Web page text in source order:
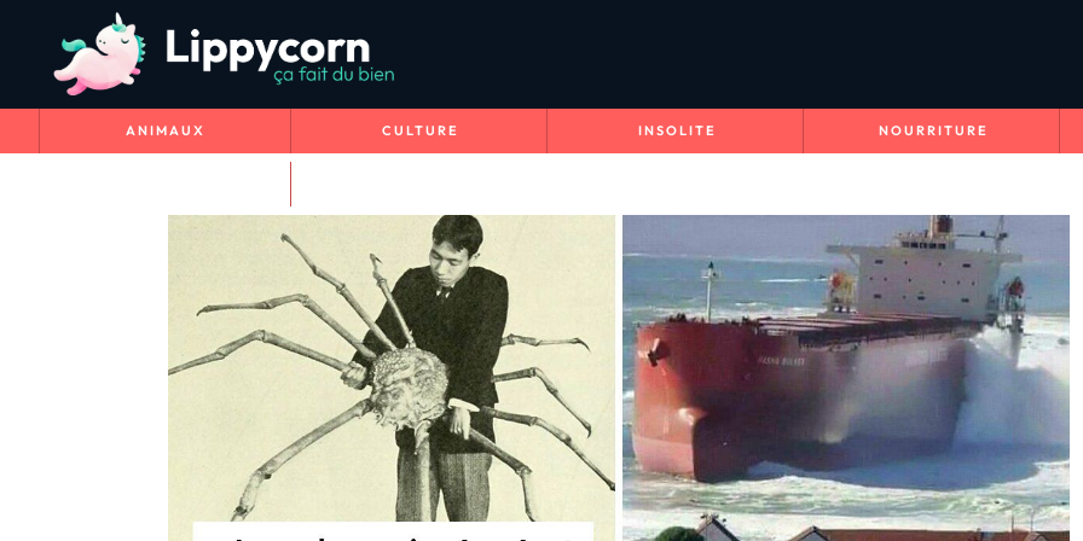
ANIMAUX CULTURE INSOLITE NOURRITURE